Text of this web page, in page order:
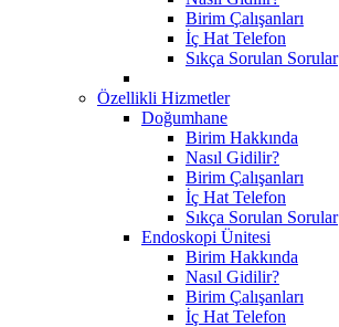
Birim Çalışanları
İç Hat Telefon
Sıkça Sorulan Sorular
Özellikli Hizmetler
Doğumhane
Birim Hakkında
Nasıl Gidilir?
Birim Çalışanları
İç Hat Telefon
Sıkça Sorulan Sorular
Endoskopi Ünitesi
Birim Hakkında
Nasıl Gidilir?
Birim Çalışanları
İç Hat Telefon